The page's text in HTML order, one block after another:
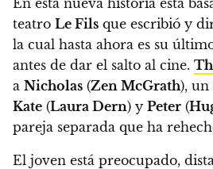
teatro Le Fils que escribió y
la cual hasta ahora es su
antes de dar el salto al cine.
a Nicholas (Zen McGrath), un
Kate (Laura Dern) y Peter (
pareja separada que ha
El joven está preocupado,